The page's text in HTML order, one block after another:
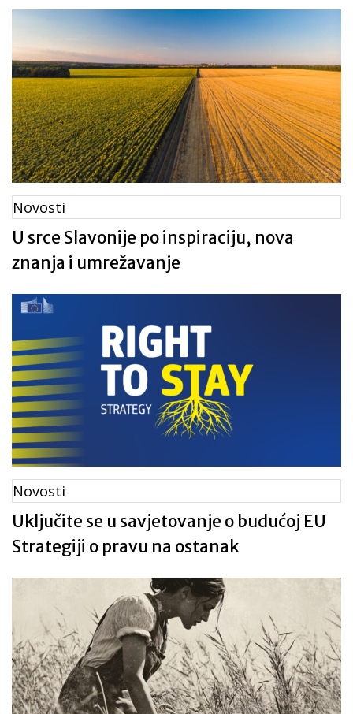
Novosti
U srce Slavonije po inspiraciju, nova
znanja i umrežavanje
Novosti
Uključite se u savjetovanje o budućoj EU
Strategiji o pravu na ostanak